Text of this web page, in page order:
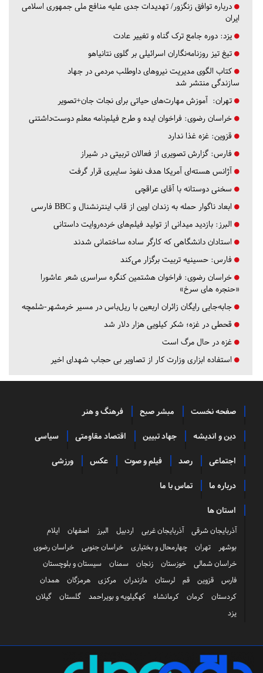
درباره توافق زنگزور/ تهدیدات جدی علیه منافع ملی جمهوری اسلامی
ایران
یزد: دوره جامع ترک گناه و تغییر عادت
تیغ تیز روزنامه‌نگاران اسرائیلی بر گلوی نتانیاهو
کتاب الگوی مدیریت نیروهای داوطلب مردمی در جهاد
سازندگی منتشر شد
تهران: آموزش مهارت‌های حیاتی برای نجات جان+تصویر
خراسان رضوی: فراخوان ایده و طرح فیلم‌نامه معلم دوست‌داشتنی
قزوین: غزه غذا ندارد
فارس: گزارش تصویری از فعالان تربیتی در شیراز
آژانس هسته‌ای آمریکا هدف نفوذ سایبری قرار گرفت
سخنی دوستانه با آقای عراقچی
ابعاد ناگوار حمله به زندان اوین از قاب اینترنشنال و BBC فارسی
البرز: بازدید میدانی از تولید فیلم‌های خرده‌روایت داستانی
استادان دانشگاهی که کارگر ساده ساختمانی شدند
فارس: حسینیه تربیت برگزار می‌کند
خراسان رضوی: فراخوان هشتمین کنگره سراسری شعر عاشورا
«حنجره های سرخ»
جابه‌جایی رایگان زائران اربعین با ریل‌باس در مسیر خرمشهر-شلمچه
قحطی در غزه؛ شکر کیلویی هزار دلار شد
غزه در حال مرگ است
استفاده ابزاری وزارت کار از تصاویر بی حجاب شهدای اخیر
صفحه نخست مبشر صبح فرهنگ و هنر
دین و اندیشه جهاد تبیین اقتصاد مقاومتی سیاسی
اجتماعی رصد فیلم و صوت عکس ورزشی
درباره ما تماس با ما
استان ها
آذربایجان شرقی آذربایجان غربی اردبیل البرز اصفهان
ایلام
بوشهر
تهران چهارمحال و بختیاری خراسان جنوبی
خراسان رضوی
خراسان شمالی
خوزستان زنجان سمنان
سیستان و بلوچستان
فارس
قزوین قم لرستان مازندران مرکزی هرمزگان
همدان
کردستان
کرمان کرمانشاه کهگیلویه و بویراحمد گلستان
گیلان
یزد